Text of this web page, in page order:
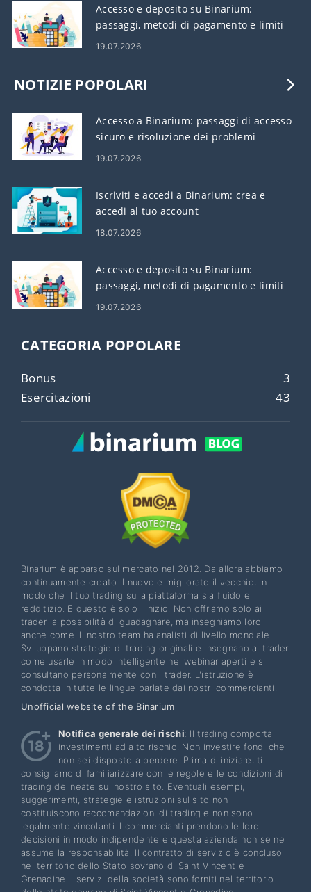
Accesso e deposito su Binarium:
passaggi, metodi di pagamento e limiti
19.07.2026
NOTIZIE POPOLARI
Accesso a Binarium: passaggi di accesso
sicuro e risoluzione dei problemi
19.07.2026
Iscriviti e accedi a Binarium: crea e
accedi al tuo account
18.07.2026
Accesso e deposito su Binarium:
passaggi, metodi di pagamento e limiti
19.07.2026
CATEGORIA POPOLARE
Bonus
3
Esercitazioni
43
Binarium è apparso sul mercato nel 2012. Da allora abbiamo
continuamente creato il nuovo e migliorato il vecchio, in
modo che il tuo trading sulla piattaforma sia fluido e
redditizio. E questo è solo l'inizio. Non offriamo solo ai
trader la possibilità di guadagnare, ma insegniamo loro
anche come. Il nostro team ha analisti di livello mondiale.
Sviluppano strategie di trading originali e insegnano ai trader
come usarle in modo intelligente nei webinar aperti e si
consultano personalmente con i trader. L'istruzione è
condotta in tutte le lingue parlate dai nostri commercianti.
Unofficial website of the Binarium
Notifica generale dei rischi: Il trading comporta
investimenti ad alto rischio. Non investire fondi che
non sei disposto a perdere. Prima di iniziare, ti
consigliamo di familiarizzare con le regole e le condizioni di
trading delineate sul nostro sito. Eventuali esempi,
suggerimenti, strategie e istruzioni sul sito non
costituiscono raccomandazioni di trading e non sono
legalmente vincolanti. I commercianti prendono le loro
decisioni in modo indipendente e questa azienda non se ne
assume la responsabilità. Il contratto di servizio è concluso
nel territorio dello Stato sovrano di Saint Vincent e
Grenadine. I servizi della società sono forniti nel territorio